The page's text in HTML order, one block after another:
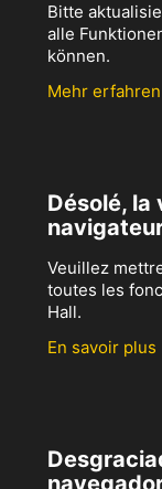
Bitte
alle
können.
Mehr erfahren
Désolé, la
Veuillez
toutes les
Hall.
En savoir plus